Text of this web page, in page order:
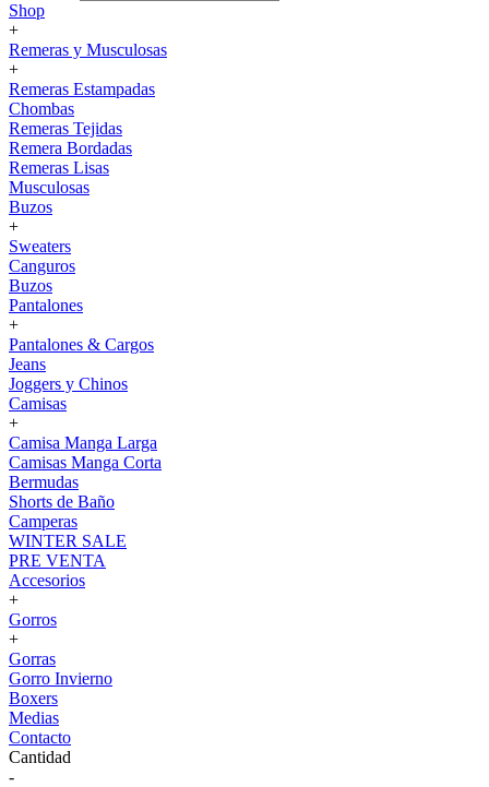
Shop
+
Remeras y Musculosas
+
Remeras Estampadas
Chombas
Remeras Tejidas
Remera Bordadas
Remeras Lisas
Musculosas
Buzos
+
Sweaters
Canguros
Buzos
Pantalones
+
Pantalones & Cargos
Jeans
Joggers y Chinos
Camisas
+
Camisa Manga Larga
Camisas Manga Corta
Bermudas
Shorts de Baño
Camperas
WINTER SALE
PRE VENTA
Accesorios
+
Gorros
+
Gorras
Gorro Invierno
Boxers
Medias
Contacto
Cantidad
-